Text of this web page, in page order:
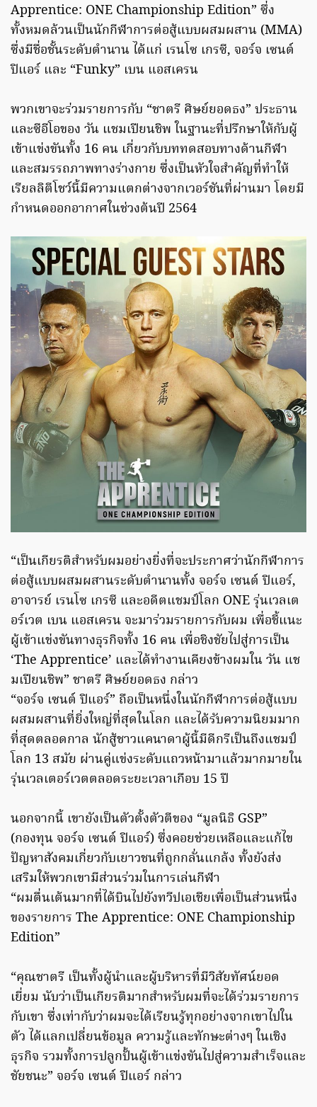
Apprentice: ONE Championship Edition” ซึ่ง
ทั้งหมดล้วนเป็นนักกีฬาการต่อสู้แบบผสมผสาน (MMA)
ซึ่งมีชื่อชั้นระดับตำนาน ได้แก่ เรนโซ เกรซี, จอร์จ เซนต์
ปิแอร์ และ “Funky” เบน แอสเครน
พวกเขาจะร่วมรายการกับ “ชาตรี ศิษย์ยอดธง” ประธาน
และซีอีโอของ วัน แชมเปียนชิพ ในฐานะที่ปรึกษาให้กับผู้
เข้าแข่งขันทั้ง 16 คน เกี่ยวกับบททดสอบทางด้านกีฬา
และสมรรถภาพทางร่างกาย ซึ่งเป็นหัวใจสำคัญที่ทำให้
เรียลลิตีโชว์นี้มีความแตกต่างจากเวอร์ชันที่ผ่านมา โดยมี
กำหนดออกอากาศในช่วงต้นปี 2564
“เป็นเกียรติสำหรับผมอย่างยิ่งที่จะประกาศว่านักกีฬาการ
ต่อสู้แบบผสมผสานระดับตำนานทั้ง จอร์จ เซนต์ ปิแอร์,
อาจารย์ เรนโซ เกรซี และอดีตแชมป์โลก ONE รุ่นเวลเต
อร์เวต เบน แอสเครน จะมาร่วมรายการกับผม เพื่อชี้แนะ
ผู้เข้าแข่งขันทางธุรกิจทั้ง 16 คน เพื่อชิงชัยไปสู่การเป็น
‘The Apprentice’ และได้ทำงานเคียงข้างผมใน วัน แช
มเปียนชิพ” ชาตรี ศิษย์ยอดธง กล่าว
“จอร์จ เซนต์ ปิแอร์” ถือเป็นหนึ่งในนักกีฬาการต่อสู้แบบ
ผสมผสานที่ยิ่งใหญ่ที่สุดในโลก และได้รับความนิยมมาก
ที่สุดตลอดกาล นักสู้ชาวแคนาดาผู้นี้มีดีกรีเป็นถึงแชมป์
โลก 13 สมัย ผ่านคู่แข่งระดับแถวหน้ามาแล้วมากมายใน
รุ่นเวลเตอร์เวตตลอดระยะเวลาเกือบ 15 ปี
นอกจากนี้ เขายังเป็นตัวตั้งตัวตีของ “มูลนิธิ GSP”
(กองทุน จอร์จ เซนต์ ปิแอร์) ซึ่งคอยช่วยเหลือและแก้ไข
ปัญหาสังคมเกี่ยวกับเยาวชนที่ถูกกลั่นแกล้ง ทั้งยังส่ง
เสริมให้พวกเขามีส่วนร่วมในการเล่นกีฬา
“ผมตื่นเต้นมากที่ได้บินไปยังทวีปเอเชียเพื่อเป็นส่วนหนึ่ง
ของรายการ The Apprentice: ONE Championship
Edition”
“คุณชาตรี เป็นทั้งผู้นำและผู้บริหารที่มีวิสัยทัศน์ยอด
เยี่ยม นับว่าเป็นเกียรติมากสำหรับผมที่จะได้ร่วมรายการ
กับเขา ซึ่งเท่ากับว่าผมจะได้เรียนรู้ทุกอย่างจากเขาไปใน
ตัว ได้แลกเปลี่ยนข้อมูล ความรู้และทักษะต่างๆ ในเชิง
ธุรกิจ รวมทั้งการปลูกปั้นผู้เข้าแข่งขันไปสู่ความสำเร็จและ
ชัยชนะ” จอร์จ เซนต์ ปิแอร์ กล่าว